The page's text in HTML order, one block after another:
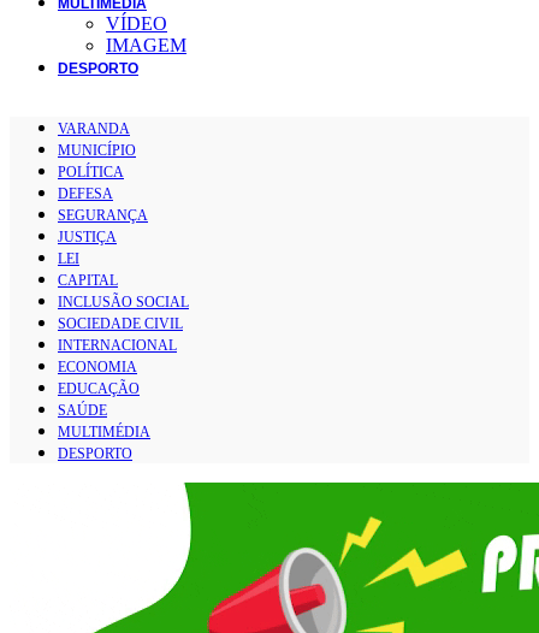
MULTIMÉDIA
VÍDEO
IMAGEM
DESPORTO
VARANDA
MUNICÍPIO
POLÍTICA
DEFESA
SEGURANÇA
JUSTIÇA
LEI
CAPITAL
INCLUSÃO SOCIAL
SOCIEDADE CIVIL
INTERNACIONAL
ECONOMIA
EDUCAÇÃO
SAÚDE
MULTIMÉDIA
DESPORTO